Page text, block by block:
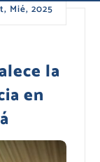
Mié, 2025
la
en